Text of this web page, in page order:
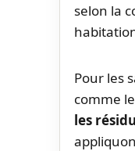
selon la
Pour les
comme
les